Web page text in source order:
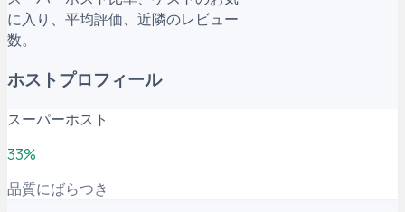
に入り、平均評価、近隣のレビュー
数。
ホストプロフィール
スーパーホスト
33%
品質にばらつき